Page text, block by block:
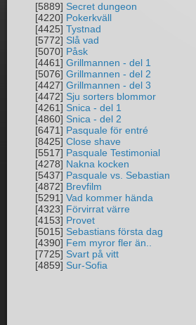
[5889] Secret dungeon
[4220] Pokerkväll
[4425] Tystnad
[5772] Slå vad
[5070] Påsk
[4461] Grillmannen - del 1
[5076] Grillmannen - del 2
[4427] Grillmannen - del 3
[4472] Sju sorters blommor
[4261] Snica - del 1
[4860] Snica - del 2
[6471] Pasquale för entré
[8425] Close shave
[5517] Pasquale Testimonial
[4278] Nakna kocken
[5437] Pasquale vs. Sebastian
[4872] Brevfilm
[5291] Vad kommer hända
[4323] Förvirrat värre
[4153] Provet
[5015] Sebastians första dag
[4390] Fem myror fler än..
[7725] Svart på vitt
[4859] Sur-Sofia